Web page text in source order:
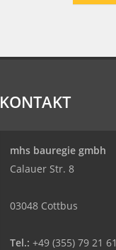
KONTAKT
mhs bauregie gmbh
Calauer Str. 8
03048 Cottbus
Tel.: +49 (355) 79 21 61